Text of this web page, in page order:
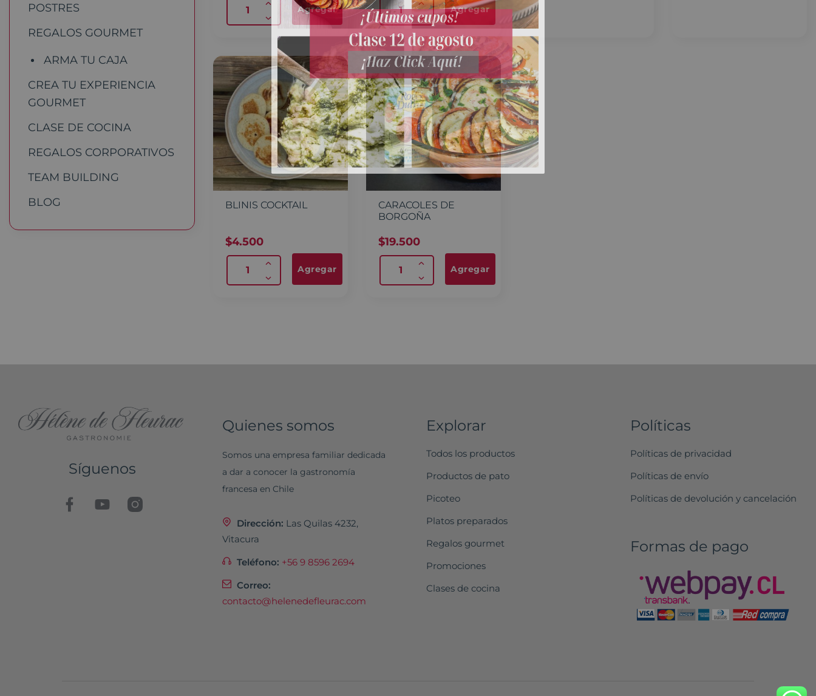
Agregar Agregar
BLINIS COCKTAIL
$4.500
Agregar
CARACOLES DE
BORGOÑA
$19.500
Agregar
POSTRES
REGALOS GOURMET
ARMA TU CAJA
CREA TU EXPERIENCIA
GOURMET
CLASE DE COCINA
REGALOS CORPORATIVOS
TEAM BUILDING
BLOG
Síguenos
Quienes somos
Somos una empresa familiar dedicada
a dar a conocer la gastronomía
francesa en Chile
Dirección: Las Quilas 4232,
Vitacura
Teléfono: +56 9 8596 2694
Correo:
contacto@helenedefleurac.com
Explorar
Todos los productos
Productos de pato
Picoteo
Platos preparados
Regalos gourmet
Promociones
Clases de cocina
Políticas
Políticas de privacidad
Políticas de envío
Políticas de devolución y cancelación
Formas de pago